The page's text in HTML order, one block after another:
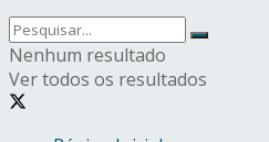
Nenhum resultado
Ver todos os resultados